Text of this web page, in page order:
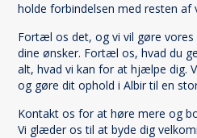
holde forbindelsen med resten af
Fortæl os det, og vi vil gøre
dine ønsker. Fortæl os, hvad du
alt, hvad vi kan for at hjælpe dig.
og gøre dit ophold i Albir til en
Kontakt os for at høre mere og
Vi glæder os til at byde dig